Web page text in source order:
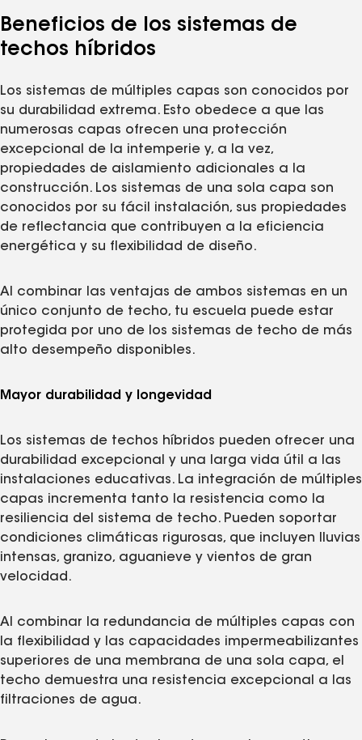
Beneficios de los sistemas de
techos híbridos
Los sistemas de múltiples capas son conocidos por
su durabilidad extrema. Esto obedece a que las
numerosas capas ofrecen una protección
excepcional de la intemperie y, a la vez,
propiedades de aislamiento adicionales a la
construcción. Los sistemas de una sola capa son
conocidos por su fácil instalación, sus propiedades
de reflectancia que contribuyen a la eficiencia
energética y su flexibilidad de diseño.
Al combinar las ventajas de ambos sistemas en un
único conjunto de techo, tu escuela puede estar
protegida por uno de los sistemas de techo de más
alto desempeño disponibles.
Mayor durabilidad y longevidad
Los sistemas de techos híbridos pueden ofrecer una
durabilidad excepcional y una larga vida útil a las
instalaciones educativas. La integración de múltiples
capas incrementa tanto la resistencia como la
resiliencia del sistema de techo. Pueden soportar
condiciones climáticas rigurosas, que incluyen lluvias
intensas, granizo, aguanieve y vientos de gran
velocidad.
Al combinar la redundancia de múltiples capas con
la flexibilidad y las capacidades impermeabilizantes
superiores de una membrana de una sola capa, el
techo demuestra una resistencia excepcional a las
filtraciones de agua.